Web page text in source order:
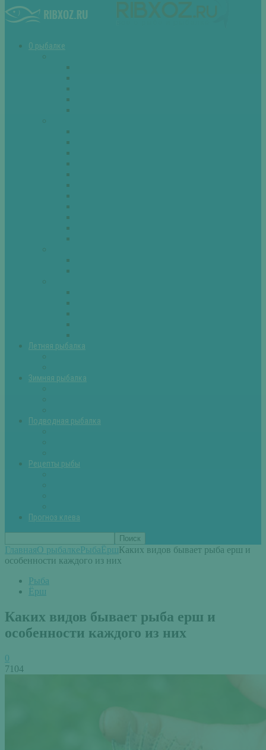
О рыбалке
Летняя рыбалка
Зимняя рыбалка
Подводная рыбалка
Рецепты рыбы
Прогноз клева
ГлавнаяО рыбалкеРыбаЁршКаких видов бывает рыба ерш и
особенности каждого из них
Рыба
Ёрш
Каких видов бывает рыба ерш и
особенности каждого из них
0
7104